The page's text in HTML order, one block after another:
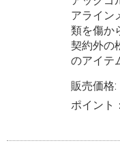
アライン
類を傷か
契約外の
のアイテ
販売価格:
ポイント：